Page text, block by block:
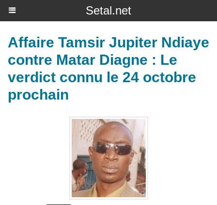
Setal.net
Affaire Tamsir Jupiter Ndiaye
contre Matar Diagne : Le
verdict connu le 24 octobre
prochain